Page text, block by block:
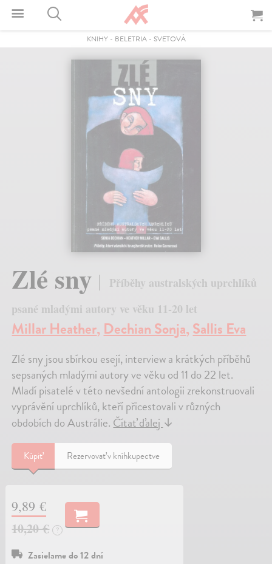
KNIHY- BELETRIA- SVETOVÁ
Zlé sny
Příběhy australských uprchlíků
psané mladými autory ve věku 11-20 let
Millar Heather, Dechian Sonja,Sallis Eva
Zlé sny jsou sbírkou esejí, interview a krátkých příběhů
sepsaných mladými autory ve věku od 11 do 22 let.
Mladí pisatelé v této nevšední antologii zrekonstruovali
vyprávění uprchlíků, kteří přicestovali v různých
obdobích do Austrálie.Čítať ďalej↓
Kúpiť Rezervovať v kníhkupectve
9,89 €
10,20 €
?
Zasielame do 12 dní